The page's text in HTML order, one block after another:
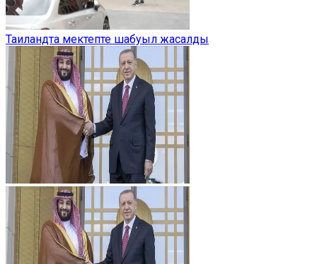
Таиландта мектепте шабуыл жасалды